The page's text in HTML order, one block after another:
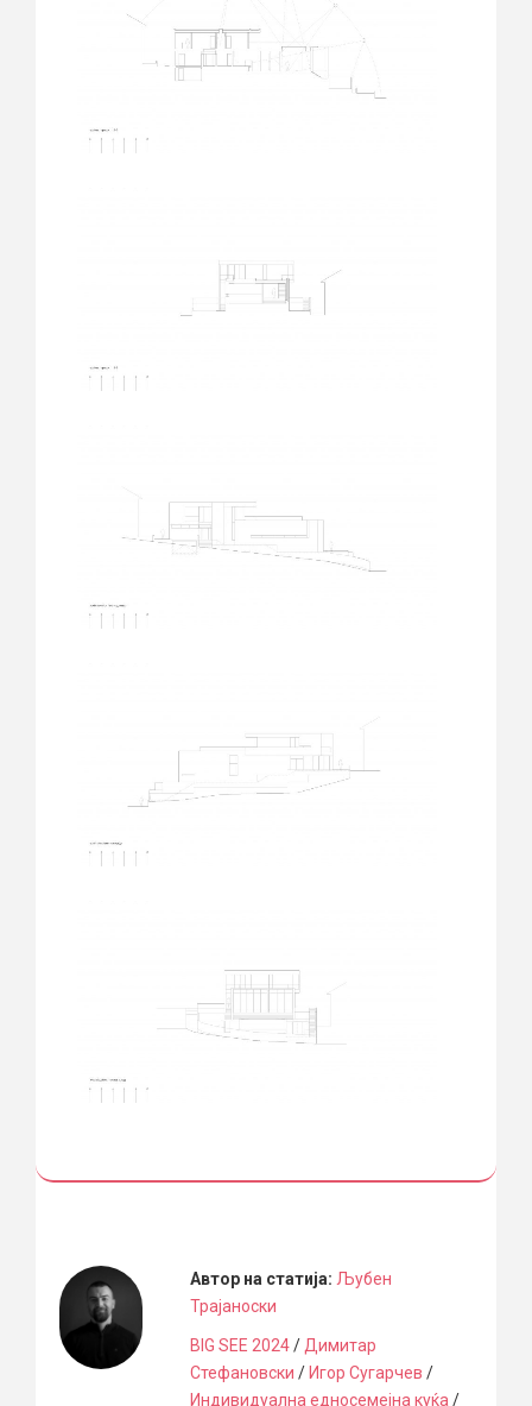
Автор на статија: Љубен
Трајаноски
BIG SEE 2024/ Димитар
Стефановски / Игор Сугарчев /
Индивидуална едносемејна куќа /